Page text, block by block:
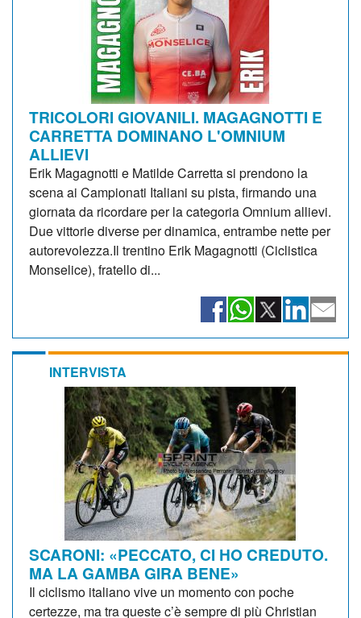
TRICOLORI GIOVANILI. MAGAGNOTTI E
CARRETTA DOMINANO L'OMNIUM
ALLIEVI
Erik Magagnotti e Matilde Carretta si prendono la
scena ai Campionati Italiani su pista, firmando una
giornata da ricordare per la categoria Omnium allievi.
Due vittorie diverse per dinamica, entrambe nette per
autorevolezza.Il trentino Erik Magagnotti (Ciclistica
Monselice), fratello di...
INTERVISTA
SCARONI: «PECCATO, CI HO CREDUTO.
MA LA GAMBA GIRA BENE»
Il ciclismo italiano vive un momento con poche
certezze, ma tra queste c’è sempre di più Christian